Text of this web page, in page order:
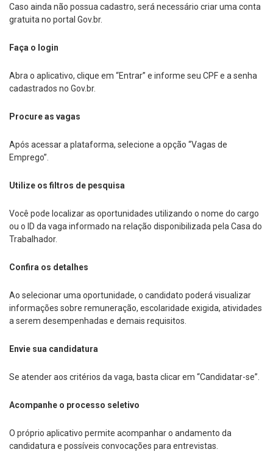
Caso ainda não possua cadastro, será necessário criar uma conta
gratuita no portal Gov.br.
Faça o login
Abra o aplicativo, clique em “Entrar” e informe seu CPF e a senha
cadastrados no Gov.br.
Procure as vagas
Após acessar a plataforma, selecione a opção “Vagas de
Emprego”.
Utilize os filtros de pesquisa
Você pode localizar as oportunidades utilizando o nome do cargo
ou o ID da vaga informado na relação disponibilizada pela Casa do
Trabalhador.
Confira os detalhes
Ao selecionar uma oportunidade, o candidato poderá visualizar
informações sobre remuneração, escolaridade exigida, atividades
a serem desempenhadas e demais requisitos.
Envie sua candidatura
Se atender aos critérios da vaga, basta clicar em “Candidatar-se”.
Acompanhe o processo seletivo
O próprio aplicativo permite acompanhar o andamento da
candidatura e possíveis convocações para entrevistas.